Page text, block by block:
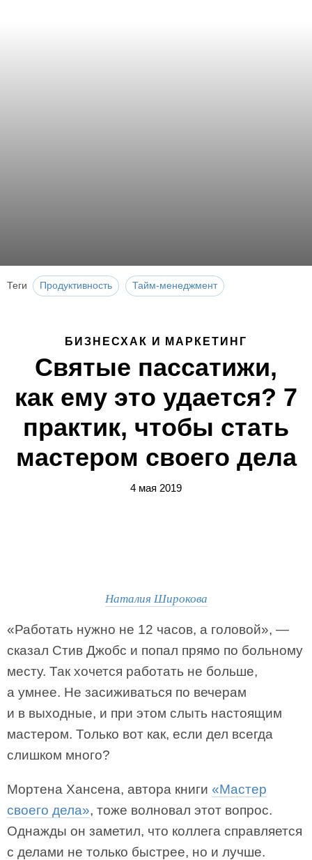
Теги Продуктивность Тайм-менеджмент
БИЗНЕСХАК И МАРКЕТИНГ
Святые пассатижи,
как ему это удается? 7
практик, чтобы стать
мастером своего дела
4 мая 2019
Наталия Широкова
«Работать нужно не 12 часов, а головой», —
сказал Стив Джобс и попал прямо по больному
месту. Так хочется работать не больше,
а умнее. Не засиживаться по вечерам
и в выходные, и при этом слыть настоящим
мастером. Только вот как, если дел всегда
слишком много?
Мортена Хансена, автора книги «Мастер
своего дела», тоже волновал этот вопрос.
Однажды он заметил, что коллега справляется
с делами не только быстрее, но и лучше.